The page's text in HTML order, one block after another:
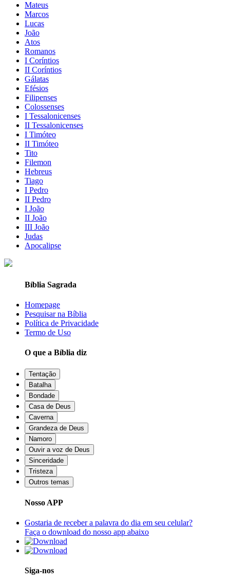
Mateus
Marcos
Lucas
João
Atos
Romanos
I Coríntios
II Coríntios
Gálatas
Efésios
Filipenses
Colossenses
I Tessalonicenses
II Tessalonicenses
I Timóteo
II Timóteo
Tito
Filemon
Hebreus
Tiago
I Pedro
II Pedro
I João
II João
III João
Judas
Apocalipse
Bíblia Sagrada
Homepage
Pesquisar na Bíblia
Política de Privacidade
Termo de Uso
O que a Bíblia diz
Tentação
Batalha
Bondade
Casa de Deus
Caverna
Grandeza de Deus
Namoro
Ouvir a voz de Deus
Sinceridade
Tristeza
Outros temas
Nosso APP
Gostaria de receber a palavra do dia em seu celular?
Faça o download do nosso app abaixo
Siga-nos